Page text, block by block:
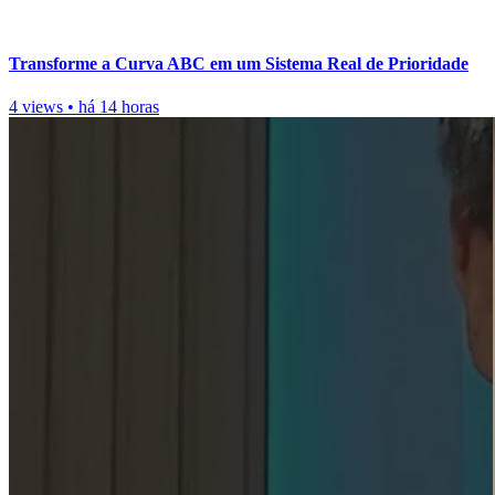
Transforme a Curva ABC em um Sistema Real de Prioridade
4 views • há 14 horas